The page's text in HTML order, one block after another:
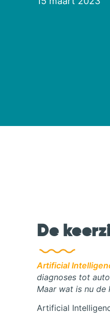
De
Artificial
diagnoses tot
Maar wat is nu de
Artificial